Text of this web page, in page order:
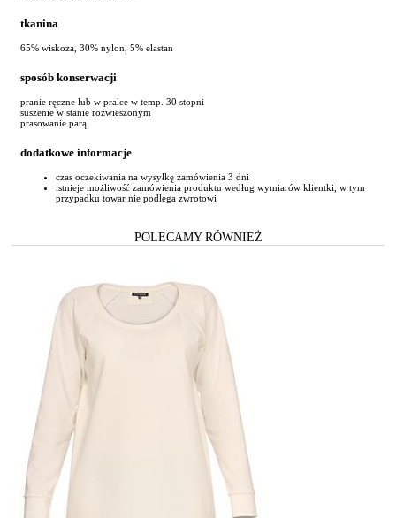
tkanina
65% wiskoza, 30% nylon, 5% elastan
sposób konserwacji
pranie ręczne lub w pralce w temp. 30 stopni
suszenie w stanie rozwieszonym
prasowanie parą
dodatkowe informacje
czas oczekiwania na wysyłkę zamówienia 3 dni
istnieje możliwość zamówienia produktu według wymiarów klientki, w tym
przypadku towar nie podlega zwrotowi
POLECAMY RÓWNIEŻ